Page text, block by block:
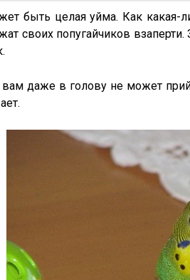
быть целая уйма. Как какая-
своих попугайчиков
даже в голову не может